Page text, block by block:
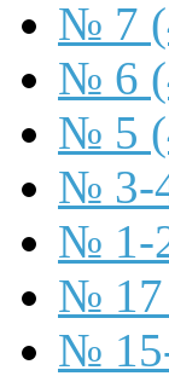
№ 7
№ 6
№ 5
№ 3-
№ 1-
№ 17
№